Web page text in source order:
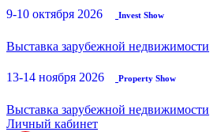
9-10 октября 2026 Invest Show
Выставка зарубежной недвижимости
13-14 ноября 2026 Property Show
Выставка зарубежной недвижимости
Личный кабинет